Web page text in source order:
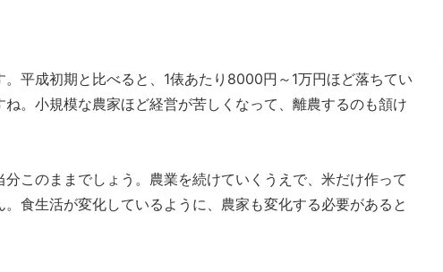
平成初期と比べると、1俵あたり8000円～1万円ほど落ちてい
。小規模な農家ほど経営が苦しくなって、離農するのも頷け
このままでしょう。農業を続けていくうえで、米だけ作って
食生活が変化しているように、農家も変化する必要があると